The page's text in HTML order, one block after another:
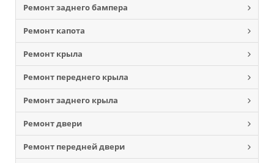
Ремонт заднего бампера
Ремонт капота
Ремонт крыла
Ремонт переднего крыла
Ремонт заднего крыла
Ремонт двери
Ремонт передней двери